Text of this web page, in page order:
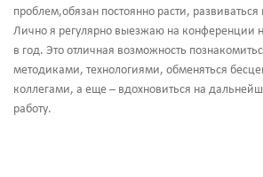
проблем,обязан постоянно расти, развиваться
Лично я регулярно выезжаю на конференции
в год. Это отличная возможность
методиками, технологиями, обменяться
коллегами, а еще – вдохновиться на
работу.